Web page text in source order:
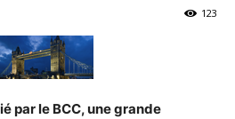
123
par le BCC, une grande